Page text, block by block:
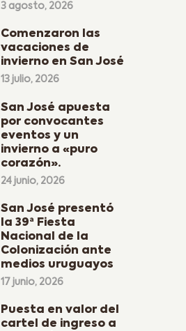
3 agosto, 2026
Comenzaron las
vacaciones de
invierno en San José
13 julio, 2026
San José apuesta
por convocantes
eventos y un
invierno a «puro
corazón».
24 junio, 2026
San José presentó
la 39ª Fiesta
Nacional de la
Colonización ante
medios uruguayos
17 junio, 2026
Puesta en valor del
cartel de ingreso a